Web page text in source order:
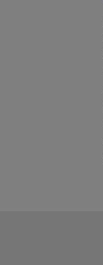
was die
Material:
Material
stufenweise